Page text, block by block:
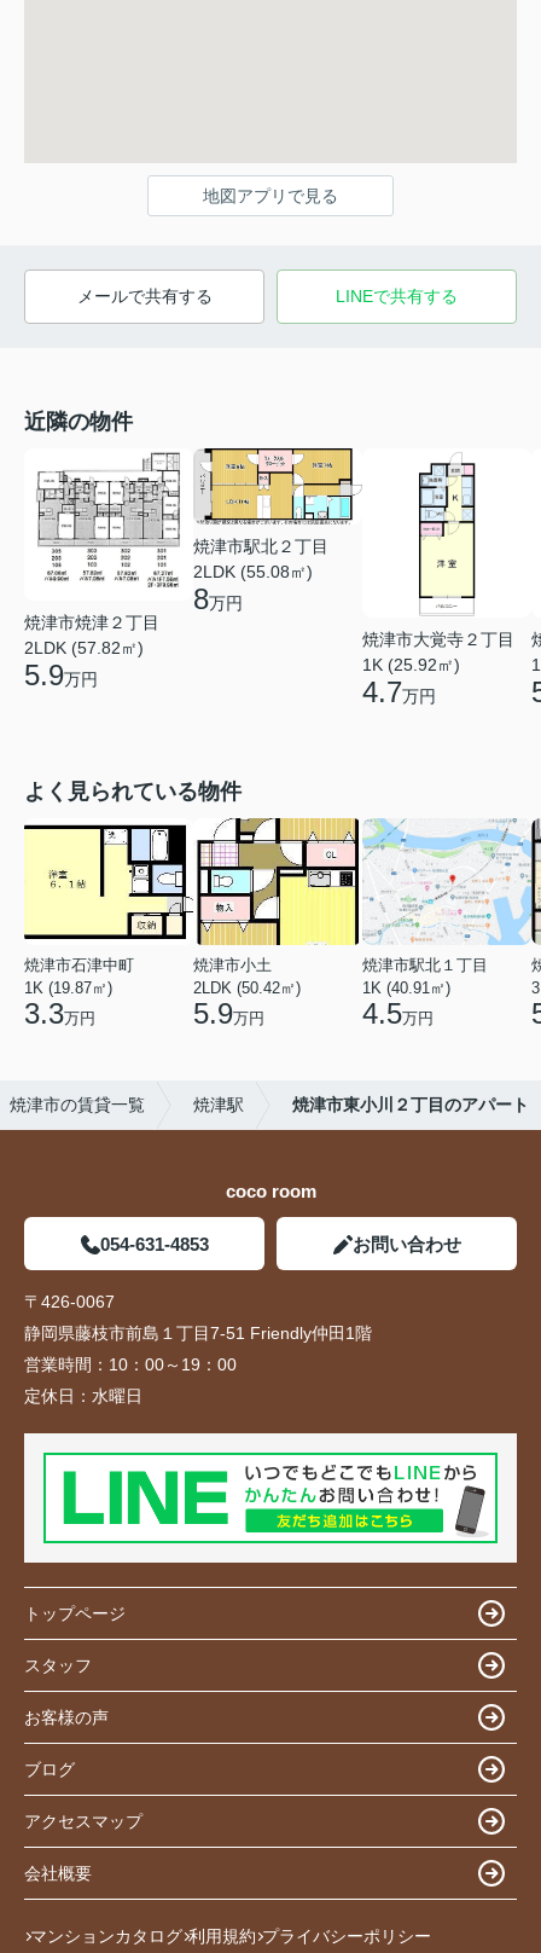
地図アプリで見る
メールで共有する LINEで共有する
近隣の物件
焼津市焼津２丁目
2LDK (57.82㎡)
5.9万円
焼津市駅北２丁目
2LDK (55.08㎡)
8万円
焼津市大覚寺２丁目
1K (25.92㎡)
4.7万円
よく見られている物件
焼津市石津中町
1K (19.87㎡)
3.3万円
焼津市小土
2LDK (50.42㎡)
5.9万円
焼津市駅北１丁目
1K (40.91㎡)
4.5万円
焼津市の賃貸一覧 焼津駅 焼津市東小川２丁目のアパート
coco room
054-631-4853 お問い合わせ
〒426-0067
静岡県藤枝市前島１丁目7-51 Friendly仲田1階
営業時間： 10：00～19：00
定休日： 水曜日
トップページ
スタッフ
お客様の声
ブログ
アクセスマップ
会社概要
マンションカタログ 利用規約 プライバシーポリシー